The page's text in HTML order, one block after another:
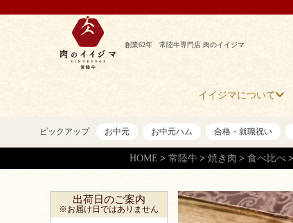
創業62年 常陸牛専門店 肉のイイジマ
イイジマについて
ピックアップ お中元 お中元ハム 合格・就職祝い
HOME 常陸牛 焼き肉 食べ比べ
出荷日のご案内
※お届け日ではありません